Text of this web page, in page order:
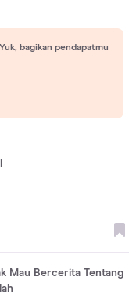
bagikan pendapatmu
Mau Bercerita Tentang